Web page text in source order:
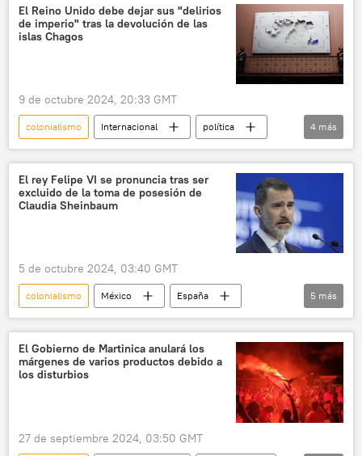
💬 Opinión y Análisis
colonización
El Reino Unido debe dejar sus "delirios
de imperio" tras la devolución de las
islas Chagos
9 de octubre 2024, 20:33 GMT
colonialismo Internacional
política
océano Índico
Mauricio
The Guardian
Reino Unido
4 más
El rey Felipe VI se pronuncia tras ser
excluido de la toma de posesión de
Claudia Sheinbaum
5 de octubre 2024, 03:40 GMT
colonialismo México
España
Felipe VI
Claudia Sheinbaum
Gobierno de España
Pedro Sánchez
España
5 más
El Gobierno de Martinica anulará los
márgenes de varios productos debido a
los disturbios
27 de septiembre 2024, 03:50 GMT